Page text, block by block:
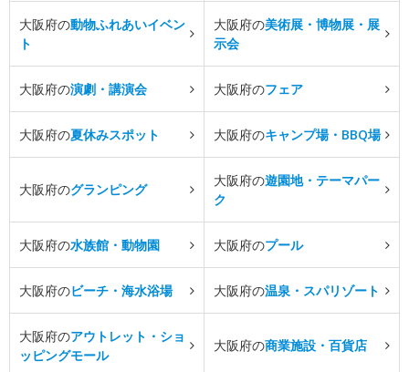
大阪府の動物ふれあいイベン
ト
大阪府の美術展・博物展・展
示会
大阪府の演劇・講演会 大阪府のフェア
大阪府の夏休みスポット 大阪府のキャンプ場・BBQ場
大阪府のグランピング
大阪府の遊園地・テーマパー
ク
大阪府の水族館・動物園 大阪府のプール
大阪府のビーチ・海水浴場 大阪府の温泉・スパリゾート
大阪府のアウトレット・ショ
ッピングモール
大阪府の商業施設・百貨店